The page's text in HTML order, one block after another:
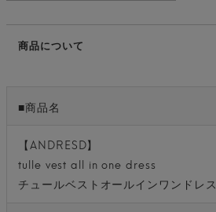
商品について
■商品名
【ANDRESD】
tulle vest all in one dress
チュールベストオールインワンドレス